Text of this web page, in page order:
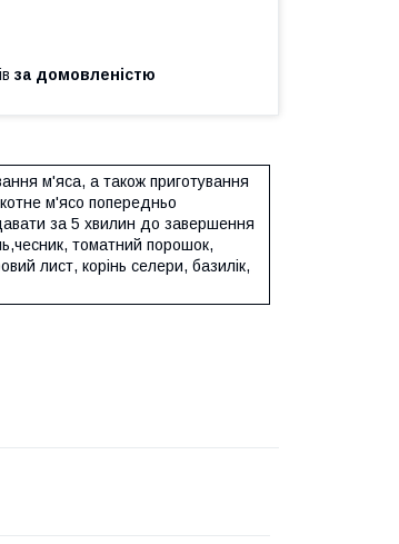
за домовленістю
м'яса, а також приготування
м'ясо попередньо
за 5 хвилин до завершення
томатний порошок,
лист, корінь селери, базилік,